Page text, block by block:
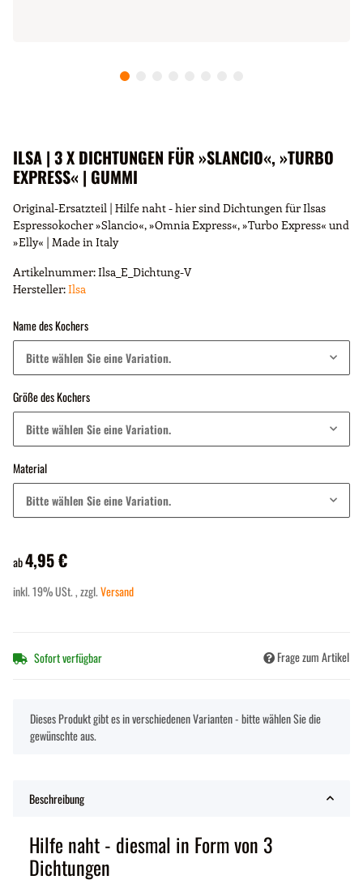
ILSA | 3 X DICHTUNGEN FÜR »SLANCIO«, »TURBO
EXPRESS« | GUMMI
Original-Ersatzteil | Hilfe naht - hier sind Dichtungen für Ilsas
Espressokocher »Slancio«, »Omnia Express«, »Turbo Express« und
»Elly« | Made in Italy
Artikelnummer:Ilsa_E_Dichtung-V
Hersteller:Ilsa
Name des Kochers
Bitte wählen Sie eine Variation.
Größe des Kochers
Bitte wählen Sie eine Variation.
Material
Bitte wählen Sie eine Variation.
ab4,95 €
inkl. 19% USt. , zzgl.Versand
Sofort verfügbar Frage zum Artikel
xDieses Produkt gibt es in verschiedenen Varianten - bitte wählen Sie die
gewünschte aus.
Beschreibung
Hilfe naht - diesmal in Form von 3
Dichtungen